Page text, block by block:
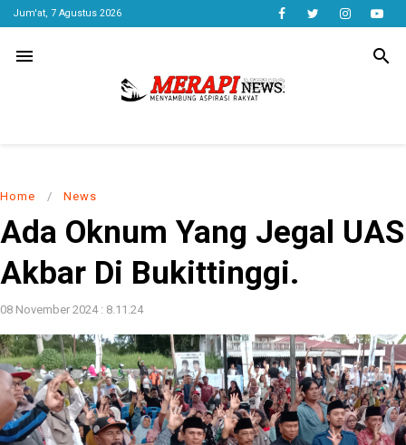
Jum'at, 7 Agustus 2026
menu search
Home / News
Ada Oknum Yang Jegal
Akbar Di Bukittinggi.
08 November 2024 : 8.11.24